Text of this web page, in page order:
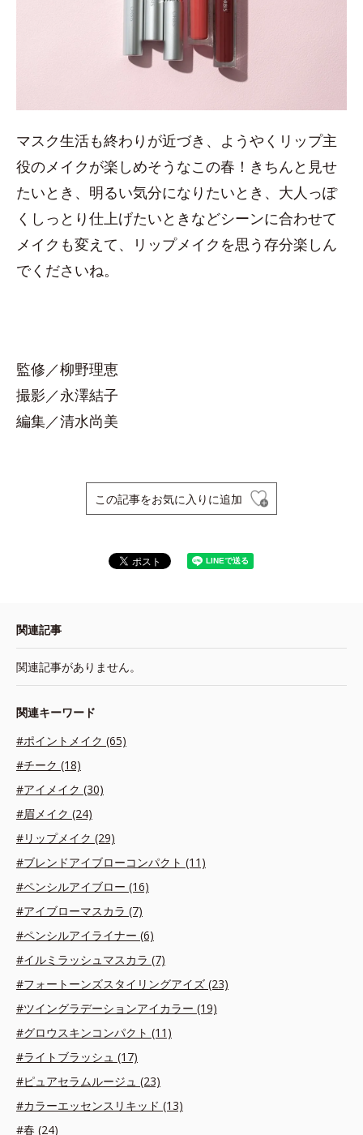
マスク生活も終わりが近づき、ようやくリップ主
役のメイクが楽しめそうなこの春！きちんと見せ
たいとき、明るい気分になりたいとき、大人っぽ
くしっとり仕上げたいときなどシーンに合わせて
メイクも変えて、リップメイクを思う存分楽しん
でくださいね。
監修／柳野理恵
撮影／永澤結子
編集／清水尚美
この記事をお気に入りに追加
関連記事
関連記事がありません。
関連キーワード
#ポイントメイク (65)
#チーク (18)
#アイメイク (30)
#眉メイク (24)
#リップメイク (29)
#ブレンドアイブローコンパクト (11)
#ペンシルアイブロー (16)
#アイブローマスカラ (7)
#ペンシルアイライナー (6)
#イルミラッシュマスカラ (7)
#フォートーンズスタイリングアイズ (23)
#ツイングラデーションアイカラー (19)
#グロウスキンコンパクト (11)
#ライトブラッシュ (17)
#ピュアセラムルージュ (23)
#カラーエッセンスリキッド (13)
#春 (24)